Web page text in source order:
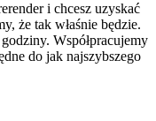
i chcesz uzyskać
że tak właśnie będzie.
Współpracujemy
do jak najszybszego